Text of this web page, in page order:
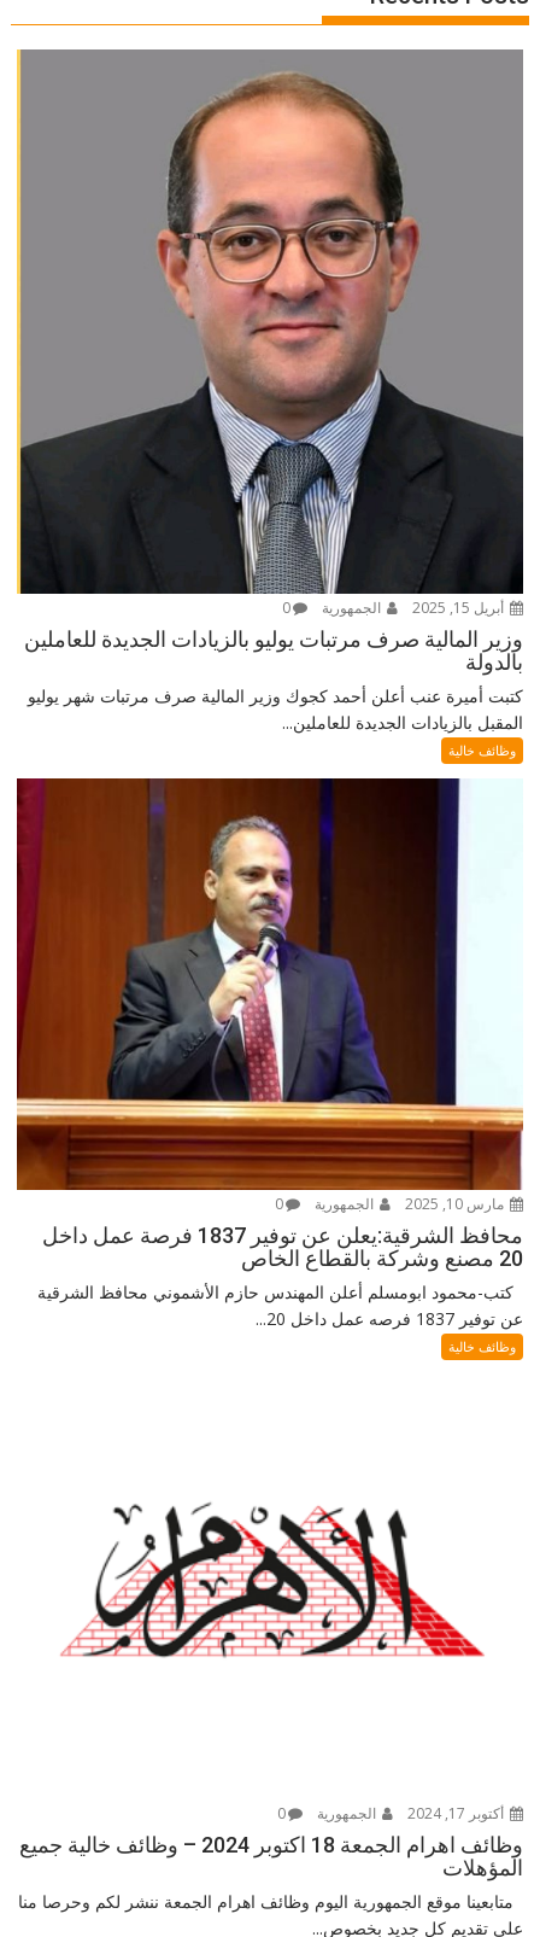
أبريل 15, 2025 الجمهورية 0
وزير المالية صرف مرتبات يوليو بالزيادات الجديدة للعاملين
بالدولة
كتبت أميرة عنب أعلن أحمد كجوك وزير المالية صرف مرتبات شهر يوليو
المقبل بالزيادات الجديدة للعاملين...
وظائف خالية
مارس 10, 2025 الجمهورية 0
محافظ الشرقية:يعلن عن توفير 1837 فرصة عمل داخل
20 مصنع وشركة بالقطاع الخاص
كتب-محمود ابومسلم أعلن المهندس حازم الأشموني محافظ الشرقية
عن توفير 1837 فرصه عمل داخل 20...
وظائف خالية
أكتوبر 17, 2024 الجمهورية 0
وظائف اهرام الجمعة 18 اكتوبر 2024 – وظائف خالية جميع
المؤهلات
متابعينا موقع الجمهورية اليوم وظائف اهرام الجمعة ننشر لكم وحرصا منا
على تقديم كل جديد بخصوص...